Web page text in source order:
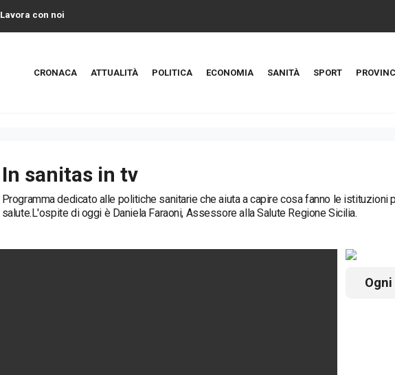
Lavora con noi
CRONACA ATTUALITÀ POLITICA ECONOMIA SANITÀ SPORT
In sanitas in tv
Programma dedicato alle politiche sanitarie che aiuta a capire cosa fanno le istituzioni
salute.L'ospite di oggi è Daniela Faraoni, Assessore alla Salute Regione Sicilia.